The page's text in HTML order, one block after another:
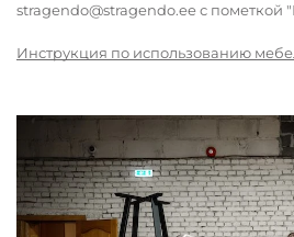
stragendo@stragendo.ee с пометкой
Инструкция по использованию